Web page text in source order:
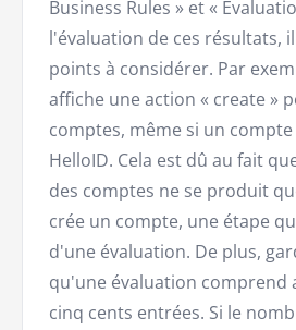
Business Rules » et «
l'évaluation de ces résultats,
points à considérer. Par
affiche une action « create »
comptes, même si un
HelloID. Cela est dû au fait
des comptes ne se produit
crée un compte, une étape
d'une évaluation. De plus,
qu'une évaluation comprend
cinq cents entrées. Si le